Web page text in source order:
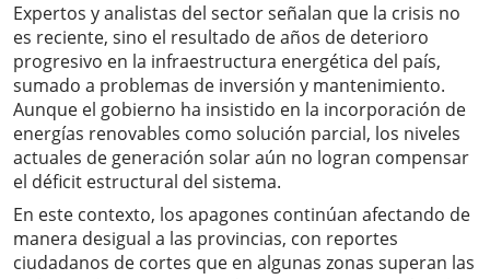
Expertos y analistas del sector señalan que la crisis no
es reciente, sino el resultado de años de deterioro
progresivo en la infraestructura energética del país,
sumado a problemas de inversión y mantenimiento.
Aunque el gobierno ha insistido en la incorporación de
energías renovables como solución parcial, los niveles
actuales de generación solar aún no logran compensar
el déficit estructural del sistema.
En este contexto, los apagones continúan afectando de
manera desigual a las provincias, con reportes
ciudadanos de cortes que en algunas zonas superan las